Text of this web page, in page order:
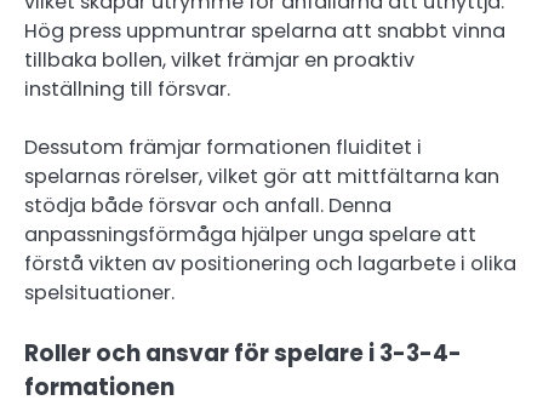
Hög press uppmuntrar spelarna att snabbt vinna
tillbaka bollen, vilket främjar en proaktiv
inställning till försvar.
Dessutom främjar formationen fluiditet i
spelarnas rörelser, vilket gör att mittfältarna kan
stödja både försvar och anfall. Denna
anpassningsförmåga hjälper unga spelare att
förstå vikten av positionering och lagarbete i olika
spelsituationer.
Roller och ansvar för spelare i 3-3-4-
formationen